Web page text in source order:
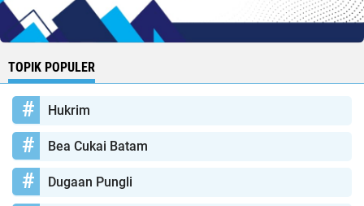
TOPIK POPULER
Hukrim
Bea Cukai Batam
Dugaan Pungli